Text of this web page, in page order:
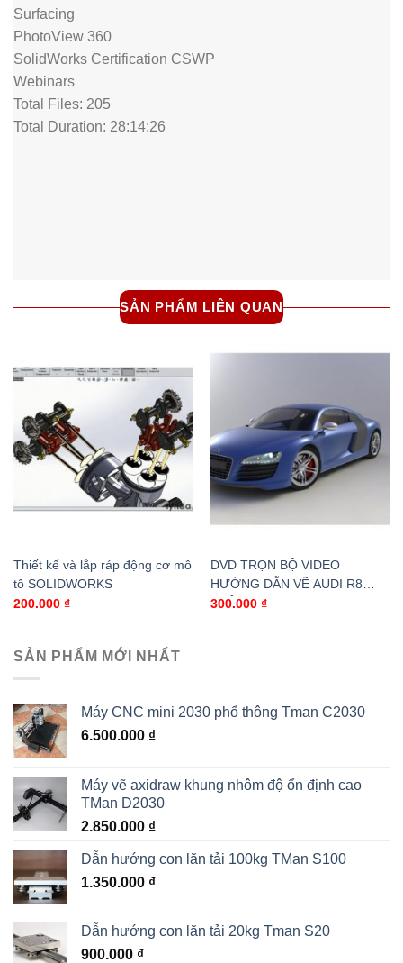
SẢN PHẨM LIÊN QUAN
Thiết kế và lắp ráp động cơ mô
tô SOLIDWORKS
200.000 ₫
DVD TRỌN BỘ VIDEO
HƯỚNG DẪN VẼ AUDI R8
TRÊN SOLIDWORKS 2013 ( 4
300.000 ₫
Surfacing
PhotoView 360
SolidWorks Certification CSWP
Webinars
Total Files: 205
Total Duration: 28:14:26
SẢN PHẨM MỚI NHẤT
Máy CNC mini 2030 phổ thông Tman C2030
6.500.000 ₫
Máy vẽ axidraw khung nhôm độ ổn định cao
TMan D2030
2.850.000 ₫
Dẫn hướng con lăn tải 100kg TMan S100
1.350.000 ₫
Dẫn hướng con lăn tải 20kg Tman S20
900.000 ₫